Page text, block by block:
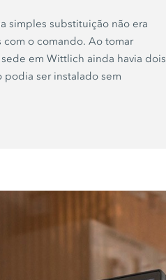
simples substituição não era
o comando. Ao tomar
em Wittlich ainda havia dois
podia ser instalado sem